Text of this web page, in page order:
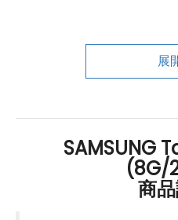
第一主相機鏡頭種類
展
SAMSUNG
(8G/
商